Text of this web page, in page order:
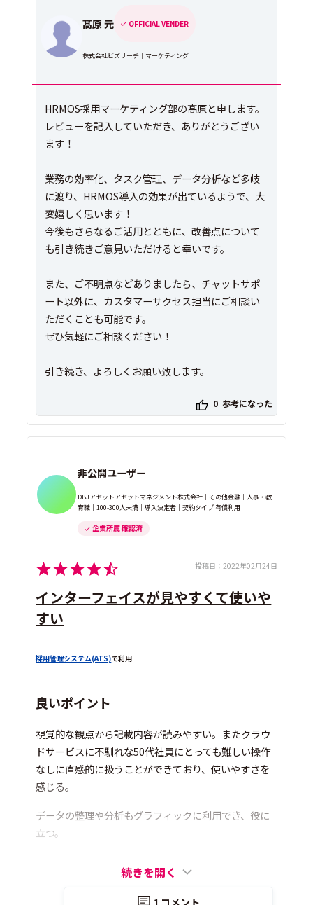
髙原 元 OFFICIAL VENDER
株式会社ビズリーチ｜マーケティング
HRMOS採用マーケティング部の髙原と申します。
レビューを記入していただき、ありがとうござい
ます！
業務の効率化、タスク管理、データ分析など多岐
に渡り、HRMOS導入の効果が出ているようで、大
変嬉しく思います！
今後もさらなるご活用とともに、改善点について
も引き続きご意見いただけると幸いです。
また、ご不明点などありましたら、チャットサポ
ート以外に、カスタマーサクセス担当にご相談い
ただくことも可能です。
ぜひ気軽にご相談ください！
引き続き、よろしくお願い致します。
0 参考になった
非公開ユーザー
DBJアセットアセットマネジメント株式会社｜その他金融｜人事・教
育職｜100-300人未満｜導入決定者｜契約タイプ 有償利用
企業所属 確認済
投稿日： 2022年02月24日
インターフェイスが見やすくて使いや
すい
採用管理システム(ATS)で利用
良いポイント
視覚的な観点から記載内容が読みやすい。またクラウ
ドサービスに不馴れな50代社員にとっても難しい操作
なしに直感的に扱うことができており、使いやすさを
感じる。
データの整理や分析もグラフィックに利用でき、役に
立つ。
続きを開く
1 コメント